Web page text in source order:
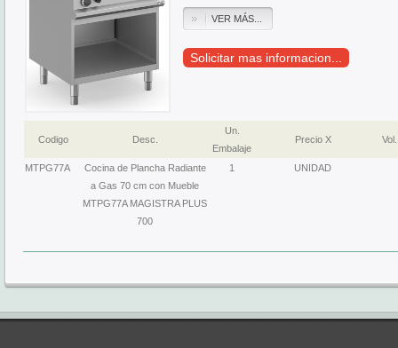
VER MÁS...
Solicitar mas informacion...
Codigo Desc.
Un.
Embalaje
Precio X Vol.
MTPG77A
Cocina de Plancha Radiante
a Gas 70 cm con Mueble
MTPG77A MAGISTRA PLUS
700
1 UNIDAD